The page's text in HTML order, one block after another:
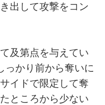
出して攻撃をコン
及第点を与えてい
っかり前から奪いに
イドで限定して奪
ところから少ない